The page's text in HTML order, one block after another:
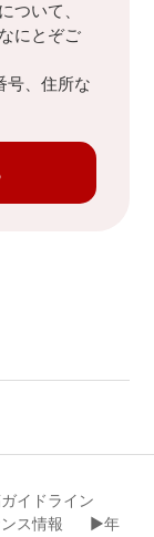
ついて、
にとぞご
号、住所な
イドライン
ス情報
▶︎年